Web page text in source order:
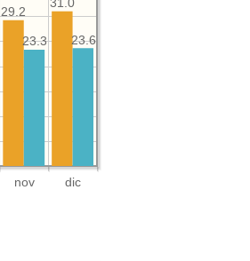
nov dic
31.0
29.2
23.6
23.3